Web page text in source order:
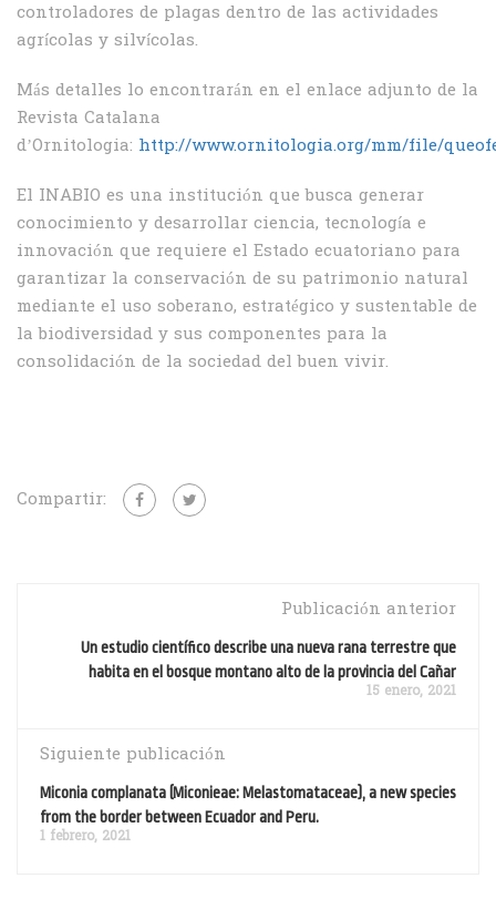
controladores de plagas dentro de las actividades
agrícolas y silvícolas.
Más detalles lo encontrarán en el enlace adjunto de la
Revista Catalana
d’Ornitologia: http://www.ornitologia.org/mm/file/
El INABIO es una institución que busca generar
conocimiento y desarrollar ciencia, tecnología e
innovación que requiere el Estado ecuatoriano para
garantizar la conservación de su patrimonio natural
mediante el uso soberano, estratégico y sustentable de
la biodiversidad y sus componentes para la
consolidación de la sociedad del buen vivir.
Compartir:
Publicación anterior
Un estudio científico describe una nueva rana terrestre que
habita en el bosque montano alto de la provincia del Cañar
15 enero, 2021
Siguiente publicación
Miconia complanata (Miconieae: Melastomataceae), a new species
from the border between Ecuador and Peru.
1 febrero, 2021